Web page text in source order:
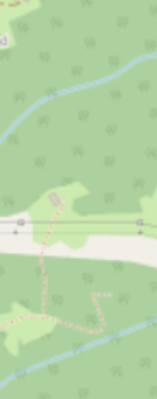
Instagram
sur Youtube
nous sur
et bons plans
DE MEUBLÉS
FAQ
-